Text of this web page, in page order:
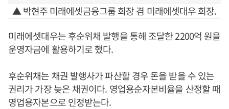
▲ 박현주 미래에셋금융그룹 회장 겸 미래에셋대우 회장.
미래에셋대우는 후순위채 발행을 통해 조달한 2200억 원을
운영자금에 활용하기로 했다.
후순위채는 채권 발행사가 파산할 경우 돈을 받을 수 있는
권리가 가장 늦은 채권이다. 영업용순자본비율을 산정할 때
영업용자본으로 인정받는다.